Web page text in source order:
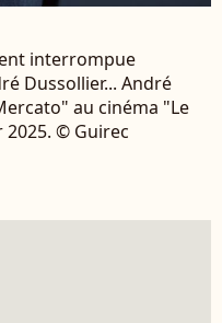
interrompue
Dussollier... André
au cinéma "Le
2025. © Guirec